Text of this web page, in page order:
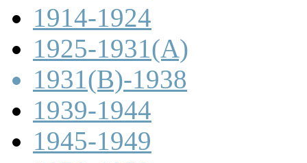
1914-1924
1925-1931(A)
1931(B)-1938
1939-1944
1945-1949